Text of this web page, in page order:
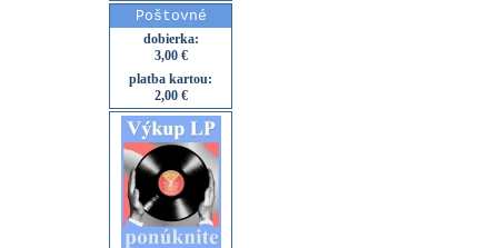
Poštovné
dobierka:
3,00 €
platba kartou:
2,00 €